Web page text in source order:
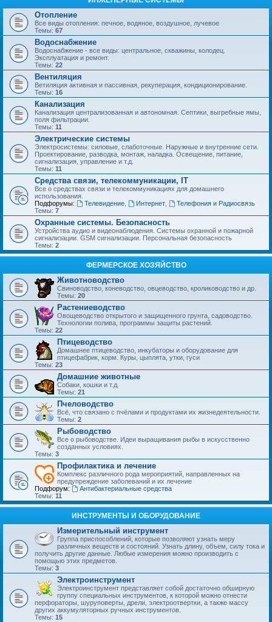
Отопление
Все виды отопления: печное, водяное, воздушное, лучевое
Темы: 67
Водоснабжение
Водоснабжение - все виды: центральное, скважины, колодец.
Эксплуатация и ремонт.
Темы: 22
Вентиляция
Ветиляция активная и пассивная, рекуперация, кондиционирование.
Темы: 16
Канализация
Канализация централизованная и автономная. Септики, выгребные ямы,
поля фильтрации.
Темы: 11
Электрические системы
Электросистемы: силовые, слаботочные. Наружные и внутренние сети.
Проектирование, разводка, монтаж, наладка. Освещение, питание,
сигнализация, управление и т.д.
Темы: 11
Средства связи, телекоммуникации, IT
Все о средствах связи и телекоммуникациях для домашнего
использования.
Подфорумы:
Телевидение, Интернет,
Телефония и Радиосвязь
Темы: 7
Охранные системы. Безопасность
Устройства аудио и видеонаблюдения. Системы охранной и пожарной
сигнализации. GSM сигнализации. Персональная безопасность
Темы: 2
ФЕРМЕРСКОЕ ХОЗЯЙСТВО
Животноводство
Свиноводство, коневодство, овцеводство, кролиководство и др.
Темы: 20
Растениеводство
Овощеводство открытого и защищенного грунта, садоводство.
Технологии полива, программы защиты растений.
Темы: 22
Птицеводство
Домашнее птицеводство, инкубаторы и оборудование для
птицефабрик, корм. Куры, цыплята, утки, гуси
Темы: 23
Домашние животные
Собаки, кошки и т.д.
Темы: 21
Пчеловодство
Всё, что связано с пчёлами и продуктами их жизнедеятельности.
Темы: 2
Рыбоводство
Все о рыбоводстве. Идеи выращивания рыбы в искусственно
созданных условиях.
Темы: 3
Профилактика и лечение
Комплекс различного рода мероприятий, направленных на
предупреждение заболеваний и их лечение
Подфорум:
Антибактериальные средства
Темы: 11
ИНСТРУМЕНТЫ И ОБОРУДОВАНИЕ
Измерительный инструмент
Группа приспособлений, которые позволяют узнать меру
различных веществ и состояний. Узнать длину, объем, силу тока и
получить другие данные. Любые измерения можно производить с
помощью этих предметов.
Темы: 3
Электроинструмент
Электроинструмент представляет собой достаточно обширную
группу специальных инструментов, к которой можно отнести
перфораторы, шуруповерты, дрели, электроотвертки, а также массу
других аккумуляторных ручных инструментов.
Темы: 15